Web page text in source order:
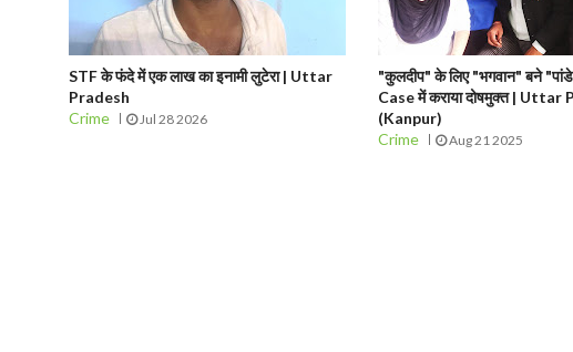
STF के फंदे में एक लाख का इनामी लुटेरा | Uttar
Pradesh
Crime
Jul 28 2026
"कुलदीप" के लिए "भगवान" बने
Case में कराया दोषमुक्त | Uttar
(Kanpur)
Crime
Aug 21 2025